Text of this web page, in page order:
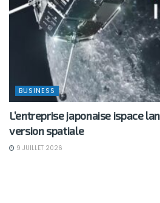
BUSINESS
L’entreprise japonaise ispace
version spatiale
9 JUILLET 2026